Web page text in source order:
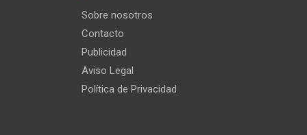
Sobre nosotros
Contacto
Publicidad
Aviso Legal
Política de Privacidad